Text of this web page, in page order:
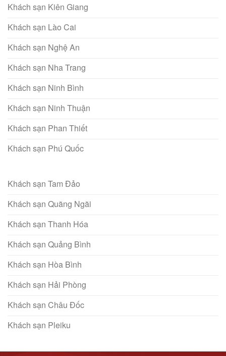
Khách sạn Kiên Giang
Khách sạn Lào Cai
Khách sạn Nghệ An
Khách sạn Nha Trang
Khách sạn Ninh Bình
Khách sạn Ninh Thuận
Khách sạn Phan Thiết
Khách sạn Phú Quốc
Khách sạn Tam Đảo
Khách sạn Quãng Ngãi
Khách sạn Thanh Hóa
Khách sạn Quảng Bình
Khách sạn Hòa Bình
Khách sạn Hải Phòng
Khách sạn Châu Đốc
Khách sạn Pleiku